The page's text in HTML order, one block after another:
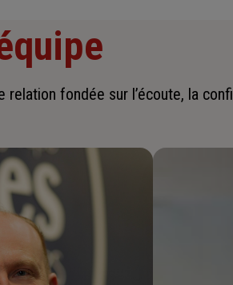
relation fondée sur l’écoute, la